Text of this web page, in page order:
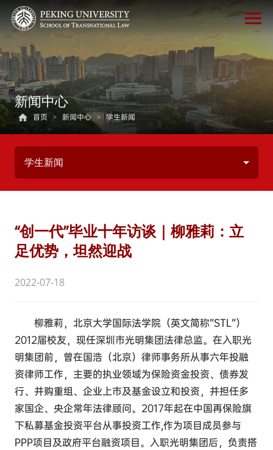
新闻中心
首页 > 新闻中心 > 学生新闻
学生新闻
“创一代”毕业十年访谈｜柳雅莉：立
足优势，坦然迎战
2022-07-18
柳雅莉，北京大学国际法学院（英文简称”STL”）
2012届校友，现任深圳市光明集团法律总监。在入职光
明集团前，曾在国浩（北京）律师事务所从事六年投融
资律师工作，主要的执业领域为保险资金投资、债券发
行、并购重组、企业上市及基金设立和投资，并担任多
家国企、央企常年法律顾问。2017年起在中国再保险旗
下私募基金投资平台从事投资工作,作为项目成员参与
PPP项目及政府平台融资项目。入职光明集团后，负责搭